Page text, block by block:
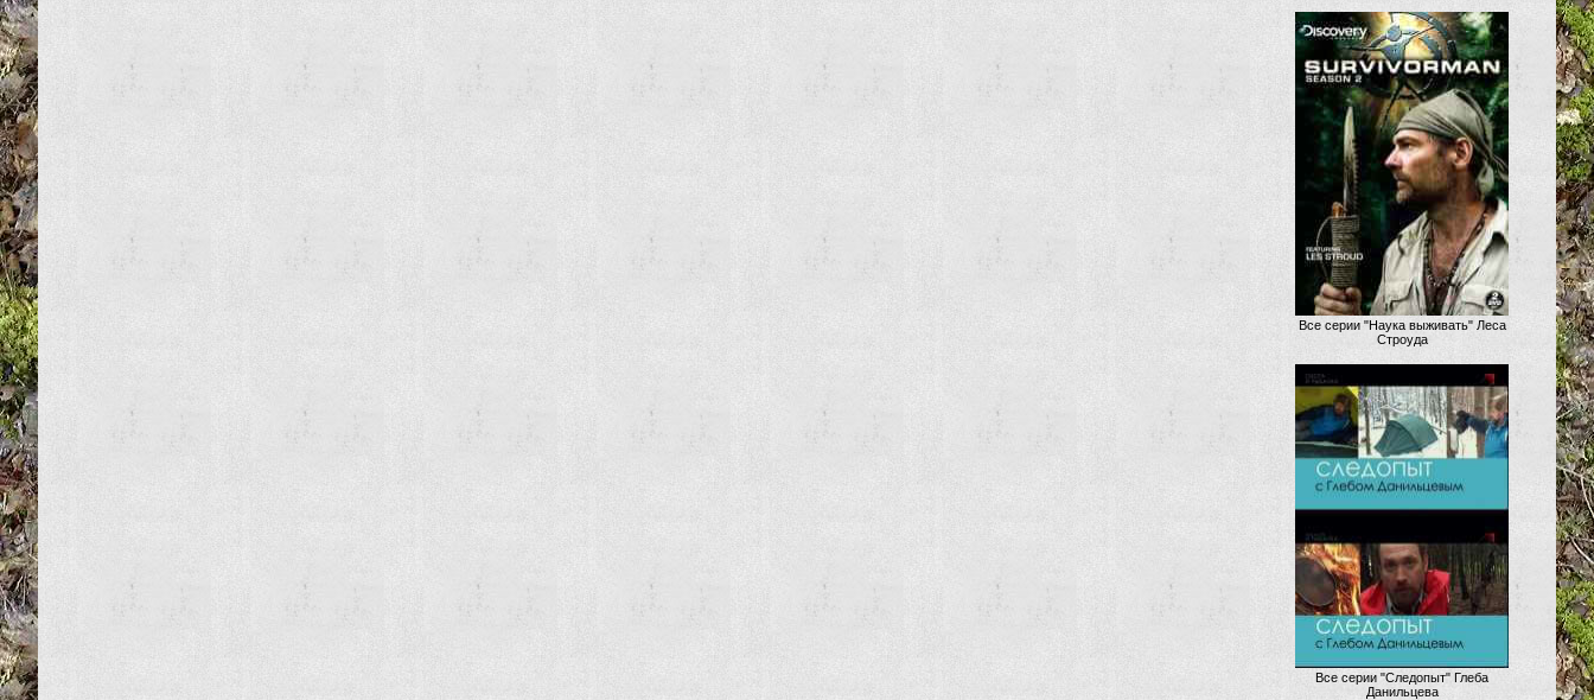
Все серии "Наука выживать" Леса
Строуда
Все серии "Следопыт" Глеба
Данильцева